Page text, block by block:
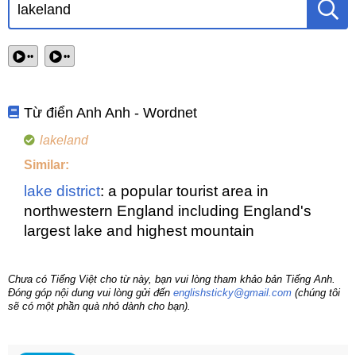
•• ••
Từ điển Anh Anh - Wordnet
lakeland
Similar:
lake district: a popular tourist area in
northwestern England including England's
largest lake and highest mountain
Chưa có Tiếng Việt cho từ này, bạn vui lòng tham khảo bản Tiếng Anh.
Đóng góp nội dung vui lòng gửi đến englishsticky@gmail.com (chúng tôi
sẽ có một phần quà nhỏ dành cho bạn).